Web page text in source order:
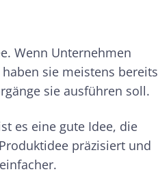
Wenn Unternehmen
sie meistens bereits
sie ausführen soll.
es eine gute Idee, die
präzisiert und